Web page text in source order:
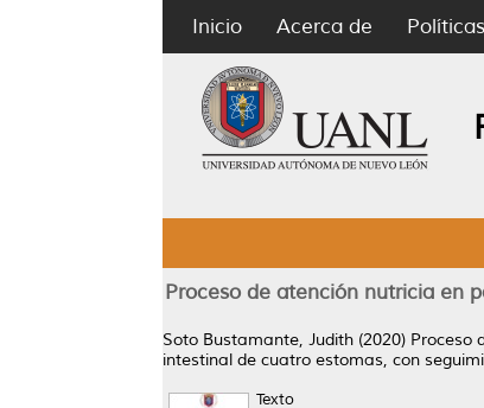
Inicio Acerca de Políticas
Proceso de atención nutricia en
Soto Bustamante, Judith (2020) Proceso
intestinal de cuatro estomas, con
Texto